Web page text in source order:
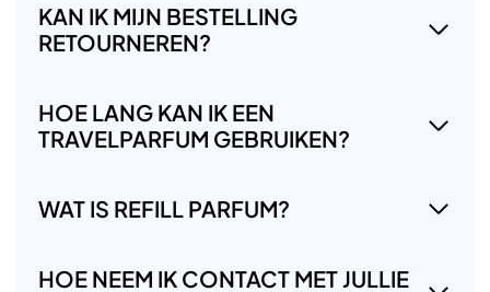
KAN IK MIJN BESTELLING
RETOURNEREN?
HOE LANG KAN IK EEN
TRAVELPARFUM GEBRUIKEN?
WAT IS REFILL PARFUM?
HOE NEEM IK CONTACT MET JULLIE